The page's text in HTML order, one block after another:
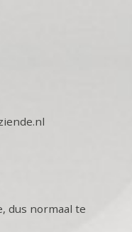
dus normaal te